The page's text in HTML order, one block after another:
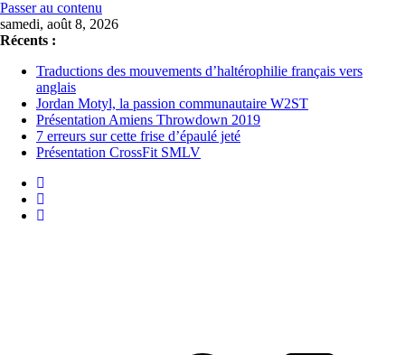
Passer au contenu
samedi, août 8, 2026
Récents :
Traductions des mouvements d’haltérophilie français vers
anglais
Jordan Motyl, la passion communautaire W2ST
Présentation Amiens Throwdown 2019
7 erreurs sur cette frise d’épaulé jeté
Présentation CrossFit SMLV